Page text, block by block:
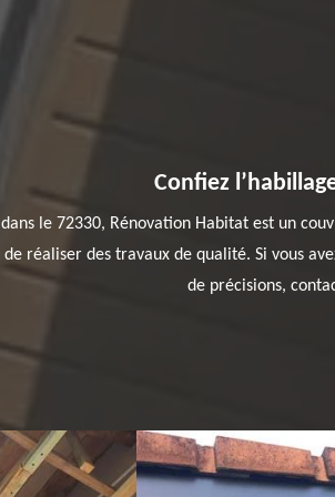
Confiez
le 72330, Rénovation Habitat est un
de réaliser des travaux de qualité. Si vous
de précisions,